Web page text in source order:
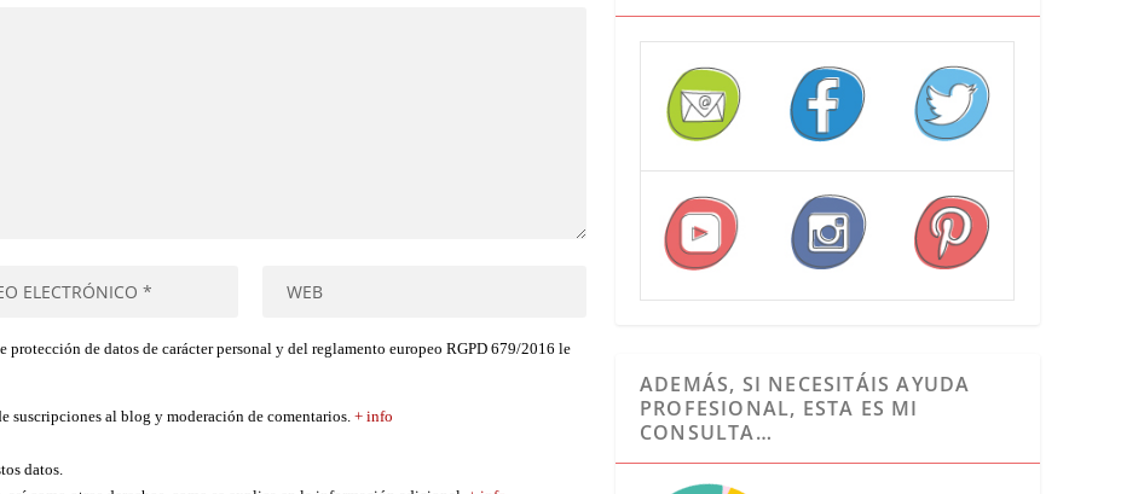
de datos de carácter personal y del reglamento europeo RGPD 679/2016 le
suscripciones al blog y moderación de comentarios.+ info
datos.
ADEMÁS, SI NECESITÁIS AYUDA
PROFESIONAL, ESTA ES MI
CONSULTA…